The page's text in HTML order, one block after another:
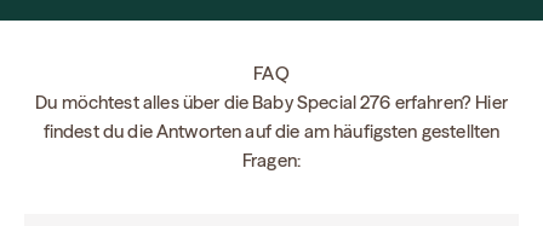
FAQ
Du möchtest alles über die Baby Special 276 erfahren? Hier
findest du die Antworten auf die am häufigsten gestellten
Fragen: